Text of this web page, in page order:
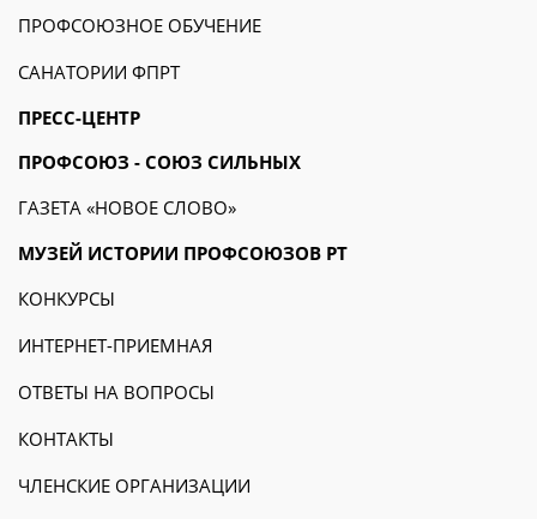
ПРОФСОЮЗНОЕ ОБУЧЕНИЕ
САНАТОРИИ ФПРТ
ПРЕСС-ЦЕНТР
ПРОФСОЮЗ - СОЮЗ СИЛЬНЫХ
ГАЗЕТА «НОВОЕ СЛОВО»
МУЗЕЙ ИСТОРИИ ПРОФСОЮЗОВ РТ
КОНКУРСЫ
ИНТЕРНЕТ-ПРИЕМНАЯ
ОТВЕТЫ НА ВОПРОСЫ
КОНТАКТЫ
ЧЛЕНСКИЕ ОРГАНИЗАЦИИ